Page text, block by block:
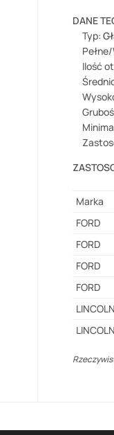
DANE
Typ:
Ilość
Marka
FORD
FORD
FORD
FORD
LINCOLN
LINCOLN